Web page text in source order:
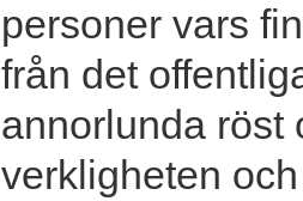
personer vars
från det
annorlunda röst
verkligheten